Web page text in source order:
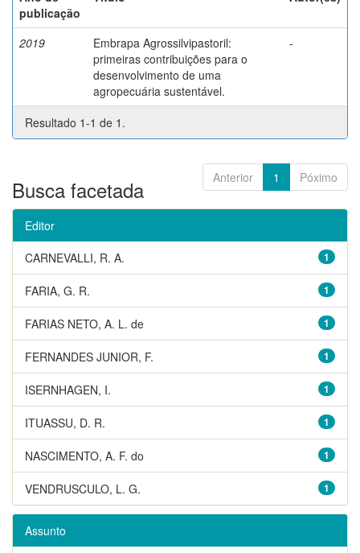
publicação
2019
Embrapa Agrossilvipastoril:
primeiras contribuições para o
desenvolvimento de uma
agropecuária sustentável.
-
Resultado 1-1 de 1.
Anterior 1 Póximo
Busca facetada
Editor
1
CARNEVALLI, R. A.
1
FARIA, G. R.
1
FARIAS NETO, A. L. de
1
FERNANDES JUNIOR, F.
1
ISERNHAGEN, I.
1
ITUASSU, D. R.
1
NASCIMENTO, A. F. do
1
VENDRUSCULO, L. G.
Assunto